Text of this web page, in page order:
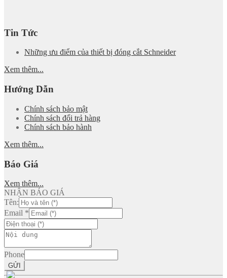
Tin Tức
Những ưu điểm của thiết bị đóng cắt Schneider
Xem thêm...
Hướng Dẫn
Chính sách bảo mật
Chính sách đổi trả hàng
Chính sách bảo hành
Xem thêm...
Báo Giá
Xem thêm...
NHẬN BÁO GIÁ
Tên:
Email *
Phone
GỬI